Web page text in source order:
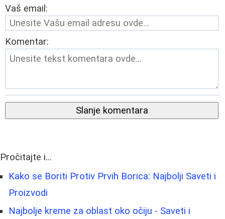
Vaš email:
Komentar:
Slanje komentara
Pročitajte i...
Kako se Boriti Protiv Prvih Borica: Najbolji Saveti i
Proizvodi
Najbolje kreme za oblast oko očiju - Saveti i